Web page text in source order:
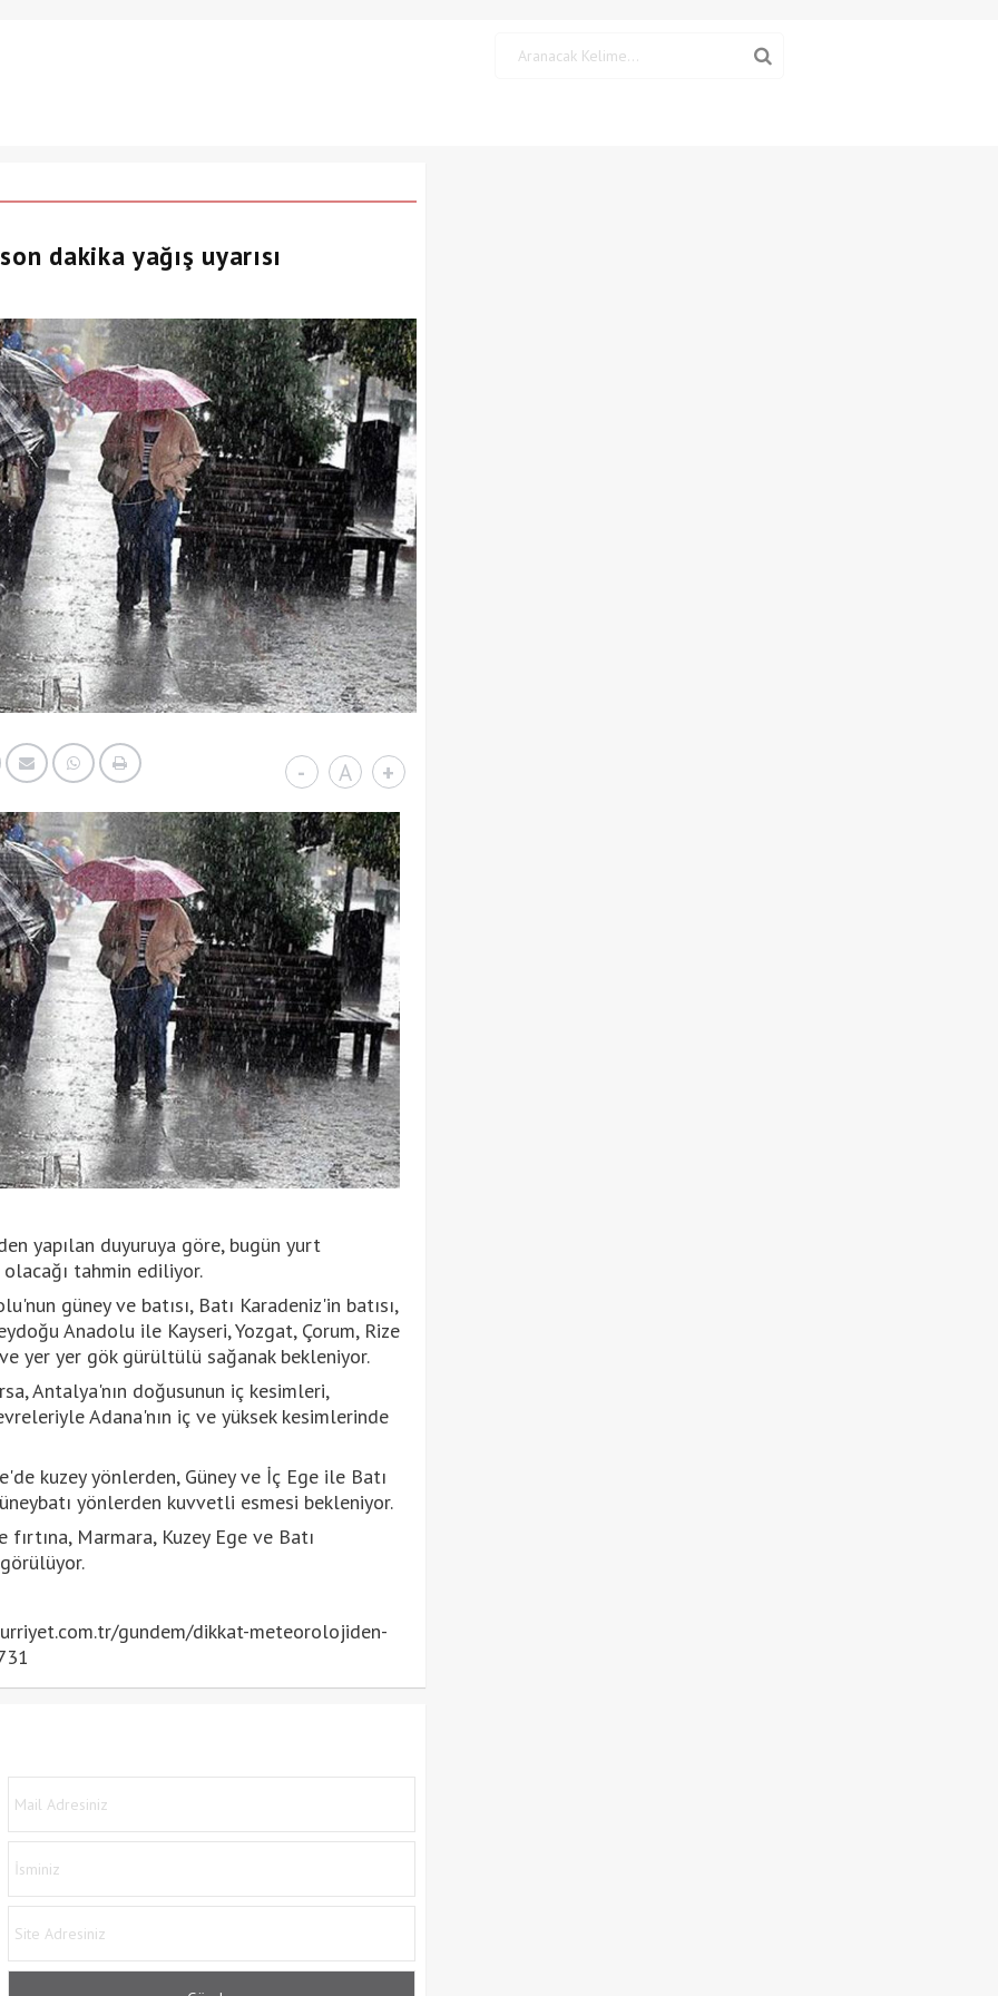
dakika yağış uyarısı
- A +
yapılan duyuruya göre, bugün yurt
tahmin ediliyor.
güney ve batısı, Batı Karadeniz'in batısı,
Anadolu ile Kayseri, Yozgat, Çorum, Rize
yer yer gök gürültülü sağanak bekleniyor.
Antalya'nın doğusunun iç kesimleri,
Adana'nın iç ve yüksek kesimlerinde
kuzey yönlerden, Güney ve İç Ege ile Batı
yönlerden kuvvetli esmesi bekleniyor.
Marmara, Kuzey Ege ve Batı
gundem/dikkat-meteorolojiden-